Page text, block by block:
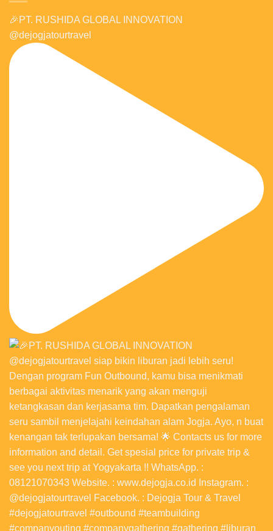
🎉PT. RUSHIDA GLOBAL INNOVATION
@dejogjatourtravel